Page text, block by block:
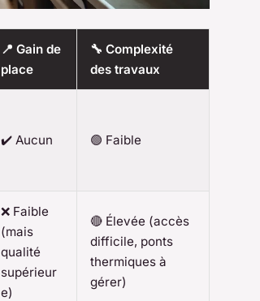
📍 Gain de
place
🔧 Complexité
des travaux
✔️ Aucun 🟢 Faible
❌ Faible
(mais
qualité
supérieur
e)
🔴 Élevée (accès
difficile, ponts
thermiques à
gérer)